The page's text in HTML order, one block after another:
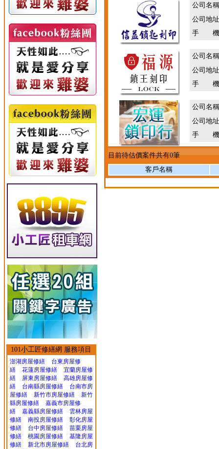
101小工匠修繕網 服務項目
澎湖房屋修繕
台東房屋修
繕
花蓮房屋修繕
宜蘭房屋修
繕
屏東房屋修繕
高雄房屋修
繕
台南縣房屋修繕
台南市房
屋修繕
新竹市房屋修繕
新竹
縣房屋修繕
嘉義市房屋修
繕
嘉義縣房屋修繕
雲林房屋
修繕
南投房屋修繕
彰化房屋
修繕
台中房屋修繕
苗栗房屋
修繕
桃園房屋修繕
基隆房屋
修繕
新北市房屋修繕
台北房
公司名
公司地
手 機
公司名
公司地
手 機
公司名
公司地
手 機
目前待估價案件共有0筆
客戶名稱